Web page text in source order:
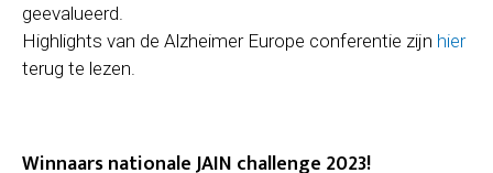
geevalueerd.
Highlights van de Alzheimer Europe conferentie zijn hier
terug te lezen.
Winnaars nationale JAIN challenge 2023!